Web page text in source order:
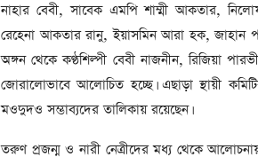
নাহার বেবী, সাবেক এমপি শাম্মী আকতার,
রেহেনা আকতার রানু, ইয়াসমিন আরা হক, জাহান
অঙ্গন থেকে কণ্ঠশিল্পী বেবী নাজনীন, রিজিয়া
জোরালোভাবে আলোচিত হচ্ছে। এছাড়া স্থায়ী
মওদুদও সম্ভাব্যদের তালিকায় রয়েছেন।
তরুণ প্রজন্ম ও নারী নেত্রীদের মধ্য থেকে